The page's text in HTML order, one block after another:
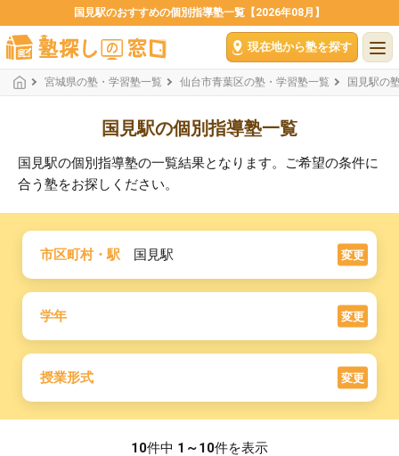
国見駅のおすすめの個別指導塾一覧【2026年08月】
現在地から塾を探す
宮城県の塾・学習塾一覧 仙台市青葉区の塾・学習塾一覧 国見駅の
国見駅の個別指導塾一覧
国見駅の個別指導塾の一覧結果となります。ご希望の条件に
合う塾をお探しください。
市区町村・駅 国見駅 変更
学年 変更
授業形式 変更
10件中 1～10件を表示